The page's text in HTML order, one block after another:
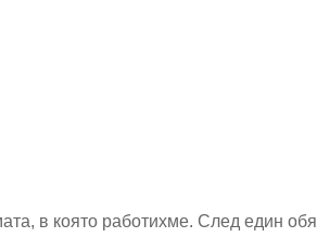
в която работихме. След един